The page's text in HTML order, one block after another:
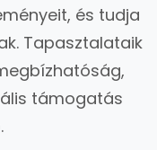
és tudja
Tapasztalataik
támogatás